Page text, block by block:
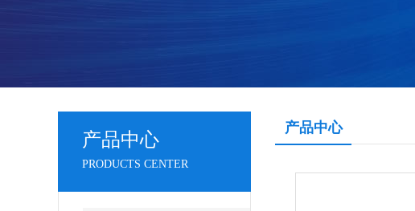
产品中心
PRODUCTS CENTER
产品中心